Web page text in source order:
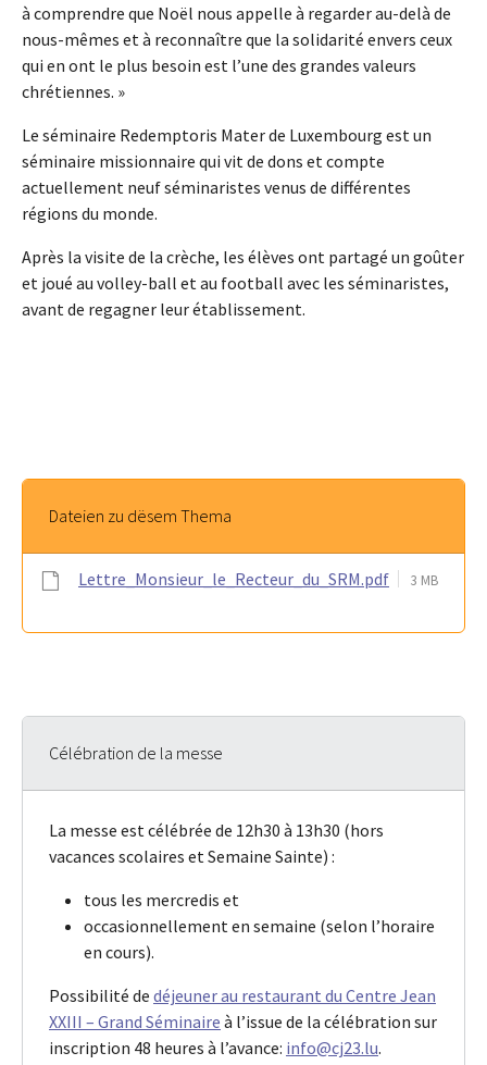
à comprendre que Noël nous appelle à regarder au-delà de
nous-mêmes et à reconnaître que la solidarité envers ceux
qui en ont le plus besoin est l’une des grandes valeurs
chrétiennes. »
Le séminaire Redemptoris Mater de Luxembourg est un
séminaire missionnaire qui vit de dons et compte
actuellement neuf séminaristes venus de différentes
régions du monde.
Après la visite de la crèche, les élèves ont partagé un goûter
et joué au volley-ball et au football avec les séminaristes,
avant de regagner leur établissement.
Dateien zu dësem Thema
Lettre_Monsieur_le_Recteur_du_SRM.pdf 3 MB
Célébration de la messe
La messe est célébrée de 12h30 à 13h30 (hors
vacances scolaires et Semaine Sainte) :
tous les mercredis et
occasionnellement en semaine (selon l’horaire
en cours).
Possibilité de déjeuner au restaurant du Centre Jean
XXIII – Grand Séminaire à l’issue de la célébration sur
inscription 48 heures à l’avance: info@cj23.lu.